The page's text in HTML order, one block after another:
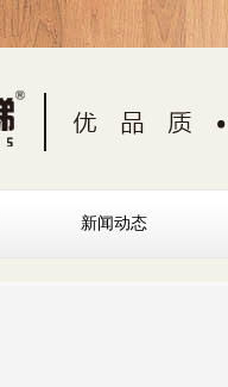
新闻动态